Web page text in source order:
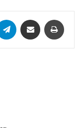
Telegram Share via Email